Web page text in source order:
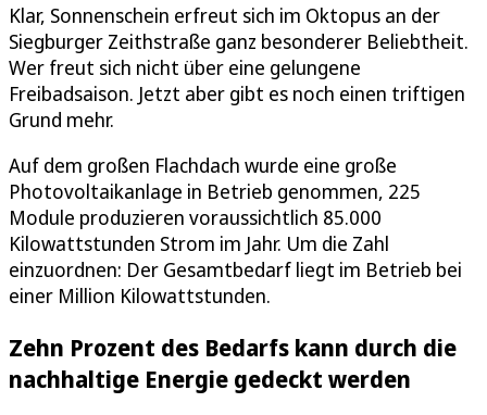
Klar, Sonnenschein erfreut sich im Oktopus an der
Siegburger Zeithstraße ganz besonderer Beliebtheit.
Wer freut sich nicht über eine gelungene
Freibadsaison. Jetzt aber gibt es noch einen triftigen
Grund mehr.
Auf dem großen Flachdach wurde eine große
Photovoltaikanlage in Betrieb genommen, 225
Module produzieren voraussichtlich 85.000
Kilowattstunden Strom im Jahr. Um die Zahl
einzuordnen: Der Gesamtbedarf liegt im Betrieb bei
einer Million Kilowattstunden.
Zehn Prozent des Bedarfs kann durch die
nachhaltige Energie gedeckt werden